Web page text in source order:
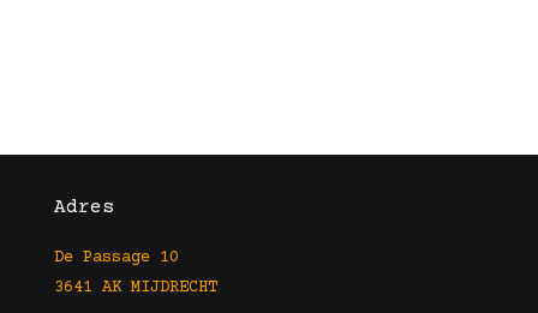
Adres
De Passage 10
3641 AK MIJDRECHT